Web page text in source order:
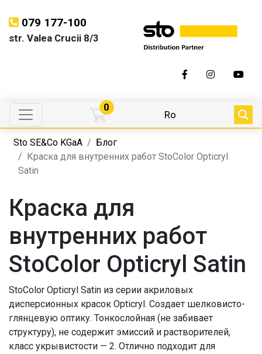
079 177-100
str. Valea Crucii 8/3
0
Ro
Sto SE&Co KGaA
Блог
Краска для внутренних работ StoColor Opticryl
Satin
Краска для
внутренних работ
StoColor Opticryl Satin
StoColor Opticryl Satin из серии акриловых
дисперсионных красок Opticryl. Создает шелковисто-
глянцевую оптику. Тонкослойная (не забивает
структуру), не содержит эмиссий и растворителей,
класс укрывистости — 2. Отлично подходит для